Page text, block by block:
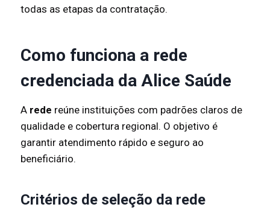
todas as etapas da contratação.
Como funciona a rede
credenciada da Alice Saúde
A rede reúne instituições com padrões claros de
qualidade e cobertura regional. O objetivo é
garantir atendimento rápido e seguro ao
beneficiário.
Critérios de seleção da rede